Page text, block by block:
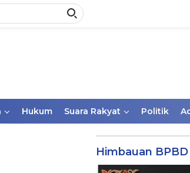
Hukum Suara Rakyat Politik
Himbauan